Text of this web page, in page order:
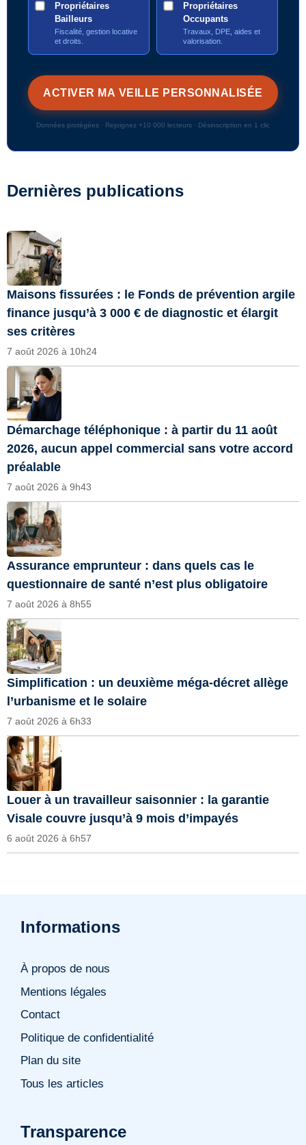
Propriétaires
Bailleurs
Fiscalité, gestion locative
et droits.
Propriétaires
Occupants
Travaux, DPE, aides et
valorisation.
Données protégées · Rejoignez +10 000 lecteurs · Désinscription en 1 clic
Dernières publications
Maisons fissurées : le Fonds de prévention argile
finance jusqu’à 3 000 € de diagnostic et élargit
ses critères
7 août 2026 à 10h24
Démarchage téléphonique : à partir du 11 août
2026, aucun appel commercial sans votre accord
préalable
7 août 2026 à 9h43
Assurance emprunteur : dans quels cas le
questionnaire de santé n’est plus obligatoire
7 août 2026 à 8h55
Simplification : un deuxième méga-décret allège
l’urbanisme et le solaire
7 août 2026 à 6h33
Louer à un travailleur saisonnier : la garantie
Visale couvre jusqu’à 9 mois d’impayés
6 août 2026 à 6h57
Informations
À propos de nous
Mentions légales
Contact
Politique de confidentialité
Plan du site
Tous les articles
Transparence